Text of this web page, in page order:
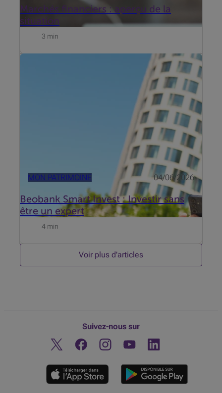
Marchés financiers : aperçu de la
situation
3 min
MON PATRIMOINE 04/06/2026
Beobank Smart Invest : Investir sans
être un expert
Beobank s’est intéressé aux freins qui entourent
l’investissement et propose dès maintenant
Beobank Smart Invest. Découvrez le témoignage de
Roel de Buyser, Invest Advisory chez Beobank.
4 min
Voir plus d'articles
Suivez-nous sur
Twitter FacebookInstagramDécouvrez notre chaine
Linkedin